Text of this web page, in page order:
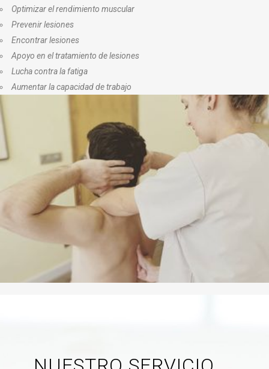
Optimizar el rendimiento muscular
Prevenir lesiones
Encontrar lesiones
Apoyo en el tratamiento de lesiones
Lucha contra la fatiga
Aumentar la capacidad de trabajo